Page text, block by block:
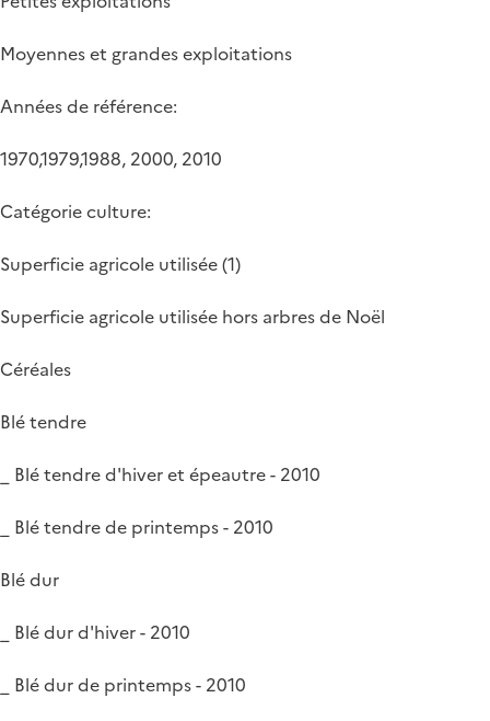
Moyennes et grandes exploitations
Années de référence:
1970,1979,1988, 2000, 2010
Catégorie culture:
Superficie agricole utilisée (1)
Superficie agricole utilisée hors arbres de Noël
Céréales
Blé tendre
_ Blé tendre d'hiver et épeautre - 2010
_ Blé tendre de printemps - 2010
Blé dur
_ Blé dur d'hiver - 2010
_ Blé dur de printemps - 2010